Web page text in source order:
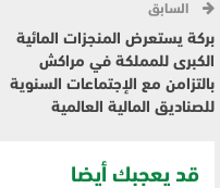
السابق
بركة يستعرض المنجزات المائية
الكبرى للمملكة في مراكش
بالتزامن مع الإجتماعات السنوية
للصناديق المالية العالمية
قد يعجبك أيضا